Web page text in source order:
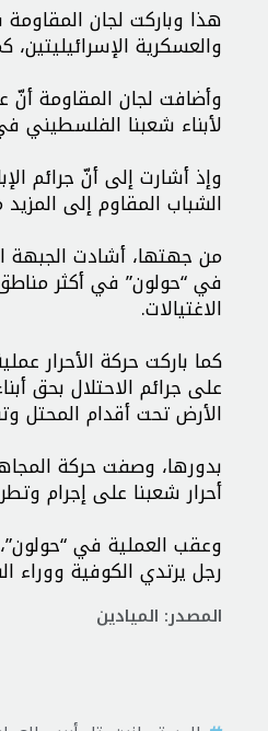
هذا وباركت لجان
والعسكرية
وأضافت لجان المقاومة أنّ
لأبناء شعبنا الفلسطيني
وإذ أشارت إلى أنّ جرائم
الشباب المقاوم إلى
من جهتها، أشادت الجبهة
في “حولون” في أكثر
الاغتيالات.
كما باركت حركة الأحرار
الأرض تحت أقدام المحتل
بدورها، وصفت حركة
أحرار شعبنا على إجرام
وعقب العملية في
رجل يرتدي الكوفية ووراء
المصدر: الميادين